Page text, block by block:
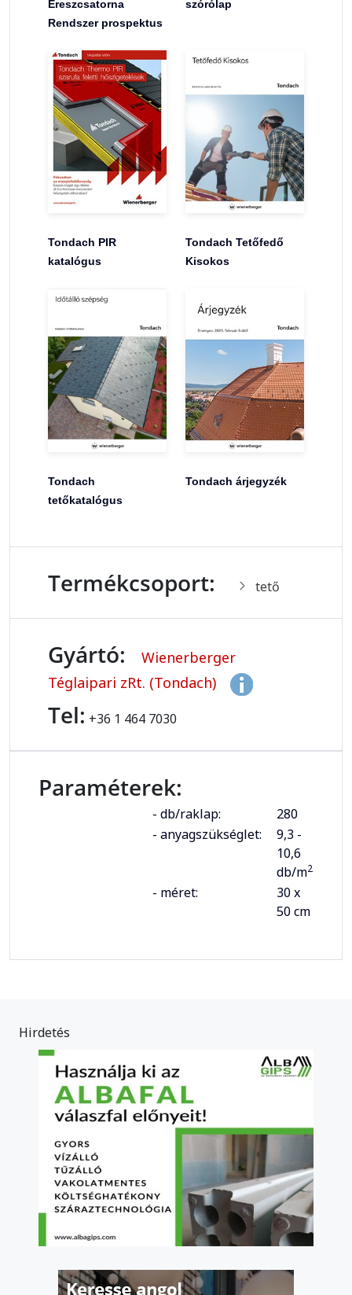
Ereszcsatorna
Rendszer prospektus
szórólap
Tondach PIR
katalógus
Tondach Tetőfedő
Kisokos
Tondach
tetőkatalógus
Tondach árjegyzék
Termékcsoport: tető
Gyártó:
Wienerberger
Téglaipari zRt. (Tondach)
Tel: +36 1 464 7030
Paraméterek:
- db/raklap:
280
- anyagszükséglet:
9,3 -
10,6
db/m2
- méret:
30 x
50 cm
Hirdetés